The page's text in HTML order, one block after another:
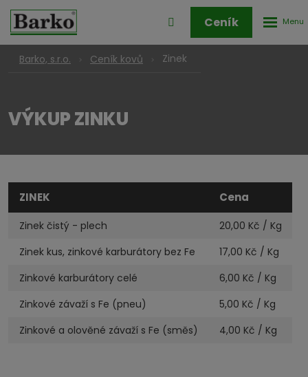
Přihlášení
klienstké
Ceník
Barko, s.r.o. Ceník kovů Zinek
VÝKUP ZINKU
ZINEK Cena
Zinek čistý - plech 20,00 Kč / Kg
Zinek kus, zinkové karburátory bez Fe
17,00 Kč / Kg
Zinkové karburátory celé
6,00 Kč / Kg
Zinkové závaží s Fe (pneu)
5,00 Kč / Kg
Zinkové a olověné závaží s Fe (směs)
4,00 Kč / Kg